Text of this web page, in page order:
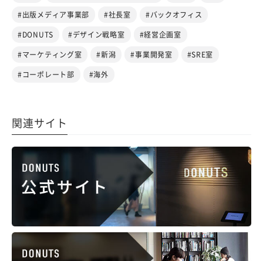
#出版メディア事業部 #社長室 #バックオフィス
#DONUTS #デザイン戦略室 #経営企画室
#マーケティング室 #新潟 #事業開発室 #SRE室
#コーポレート部 #海外
関連サイト